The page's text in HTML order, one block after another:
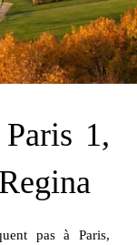
1,
pas à Paris,